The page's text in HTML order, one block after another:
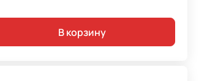
В корзину